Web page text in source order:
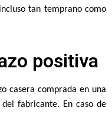
tan temprano como
positiva
casera comprada en una
fabricante. En caso de